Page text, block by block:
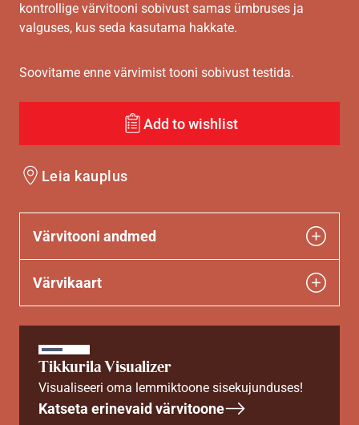
kontrollige värvitooni sobivust samas ümbruses ja
valguses, kus seda kasutama hakkate.
Soovitame enne värvimist tooni sobivust testida.
Add to wishlist
Leia kauplus
Värvitooni andmed
Värvikaart
Tikkurila Visualizer
Visualiseeri oma lemmiktoone sisekujunduses!
Katseta erinevaid värvitoone